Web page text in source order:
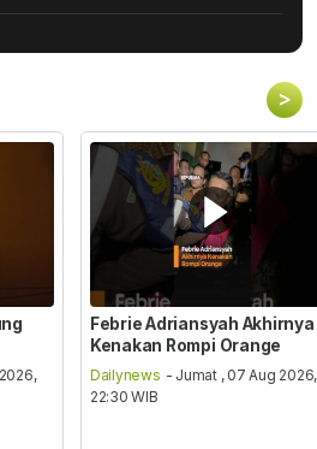
>
Febrie Adriansyah Akhirnya
Kenakan Rompi Orange
Dailynews - Jumat , 07 Aug 2026,
22:30 WIB